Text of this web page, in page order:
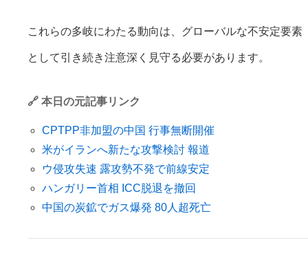
これらの多岐にわたる動向は、グローバルな不安定要素
として引き続き注意深く見守る必要があります。
🔗 本日の元記事リンク
CPTPP非加盟の中国 行事無断開催
米がイランへ新たな攻撃検討 報道
ウ侵攻失速 露攻勢不発で前線安定
ハンガリー首相 ICC脱退を撤回
中国の炭鉱でガス爆発 80人超死亡